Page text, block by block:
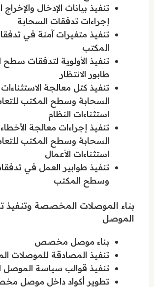
تنفيذ بيانات الإدخال والإخراج
إجراءات تدفقات السحابة
تنفيذ متغيرات آمنة في
المكتب
تنفيذ الأولوية لتدفقات
طابور الانتظار
تنفيذ كتل معالجة
السحابة وسطح المكتب
استثناءات النظام
تنفيذ إجراءات معالجة
السحابة وسطح المكتب
استثناءات الأعمال
تنفيذ طوابير العمل في
وسطح المكتب
بناء الموصلات المخصصة وتنفيذ
الموصل
بناء موصل مخصص
تنفيذ المصادقة للموصلات
تنفيذ قوالب سياسة
تطوير أكواد داخل موصل